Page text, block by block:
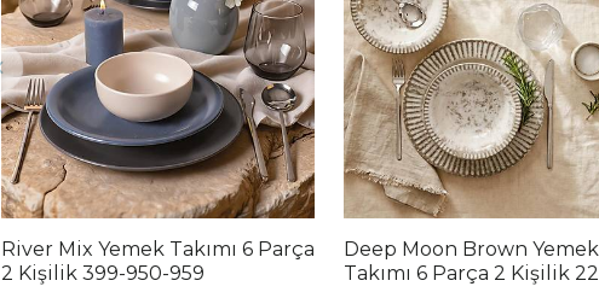
River Mix Yemek Takımı 6 Parça
2 Kişilik 399-950-959
Deep Moon Brown Yemek
Takımı 6 Parça 2 Kişilik